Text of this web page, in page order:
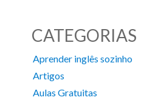
CATEGORIAS
Aprender inglês sozinho
Artigos
Aulas Gratuitas